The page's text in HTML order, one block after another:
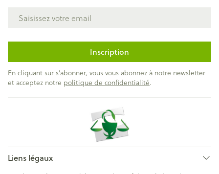
Inscription
En cliquant sur s'abonner, vous vous abonnez à notre newsletter
et acceptez notre politique de confidentialité.
Liens légaux